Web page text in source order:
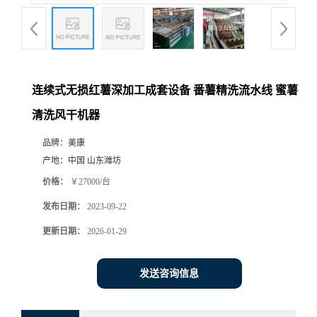
连续式无损红薯深加工成套设备 番薯精洗流水线 蜜薯
清洗风干机器
品牌： 美康
产地： 中国 山东潍坊
价格： ￥27000/台
发布日期： 2023-09-22
更新日期： 2026-01-29
发送咨询信息